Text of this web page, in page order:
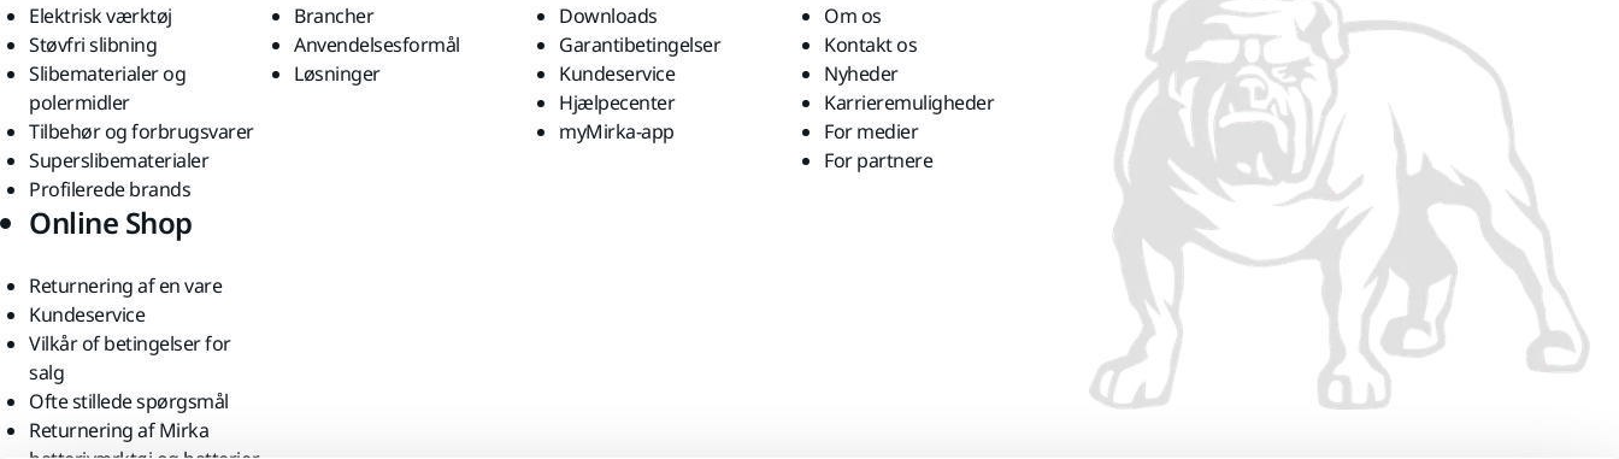
Elektrisk værktøj
Støvfri slibning
Slibematerialer og
polermidler
Tilbehør og forbrugsvarer
Superslibematerialer
Profilerede brands
Brancher
Anvendelsesformål
Løsninger
Downloads
Garantibetingelser
Kundeservice
Hjælpecenter
myMirka-app
Om os
Kontakt os
Nyheder
Karrieremuligheder
For medier
For partnere
Online Shop
Returnering af en vare
Kundeservice
Vilkår of betingelser for
salg
Ofte stillede spørgsmål
Returnering af Mirka